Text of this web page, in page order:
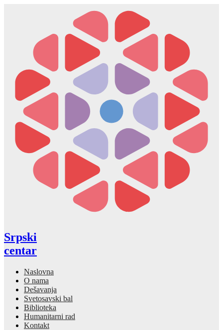
Srpski
centar
Naslovna
O nama
Dešavanja
Svetosavski bal
Biblioteka
Humanitarni rad
Kontakt